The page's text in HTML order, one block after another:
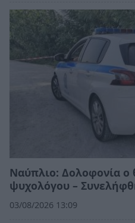
Ναύπλιο: Δολοφονία ο
ψυχολόγου –
03/08/2026 13:09